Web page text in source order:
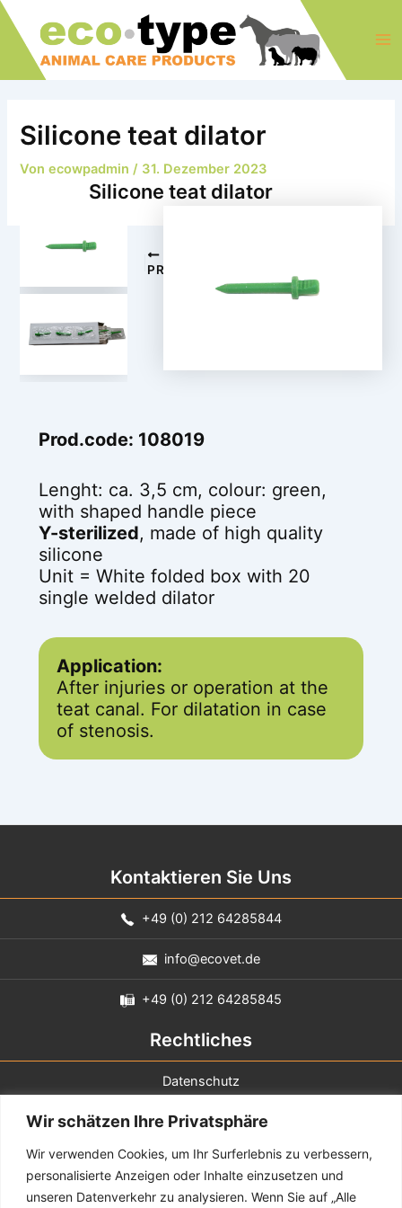
Wir schätzen Ihre Privatsphäre
Wir verwenden Cookies, um Ihr Surferlebnis zu verbessern,
personalisierte Anzeigen oder Inhalte einzusetzen und
unseren Datenverkehr zu analysieren. Wenn Sie auf „Alle
Zum
Inhalt
springen
Silicone teat dilator
Vonecowpadmin/ 31. Dezember 2023
Silicone teat dilator
Prod.code: 108019
Lenght: ca. 3,5 cm, colour: green,
with shaped handle piece
Y-sterilized, made of high quality
silicone
Unit = White folded box with 20
single welded dilator
Application:
After injuries or operation at the
teat canal. For dilatation in case
of stenosis.
navigation
PREVIOUS
Kontaktieren Sie Uns
+49 (0) 212 64285844
info@ecovet.de
+49 (0) 212 64285845
Rechtliches
Datenschutz
Impressum
Sie erreichen uns
Montag - Donnerstag 8:00 - 17:00